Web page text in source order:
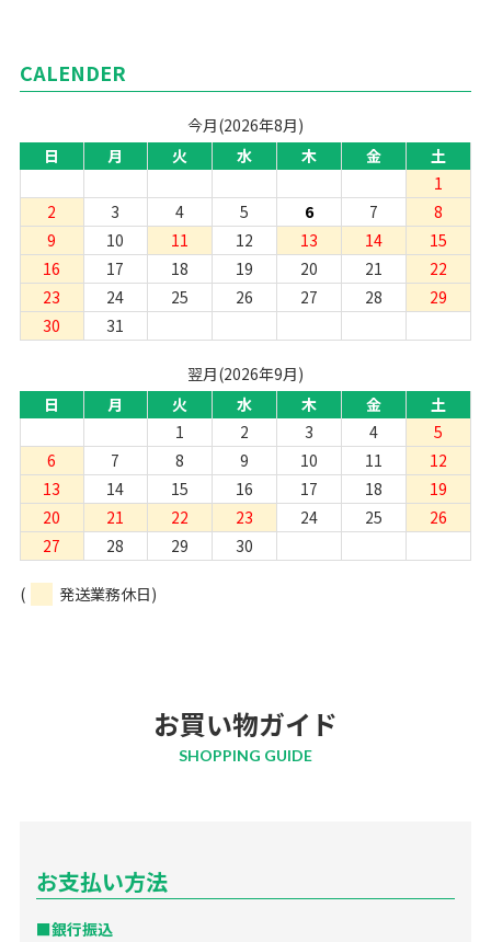
CALENDER
今月(2026年8月)
日
月 火 水 木 金
土
1
2
3 4 5 6 7
8
9
10 11 12 13 14
15
16
17 18 19 20 21
22
23
24 25 26 27 28
29
30
31
翌月(2026年9月)
日
月 火 水 木 金
土
1
2 3 4
5
6
7 8 9 10 11
12
13
14 15 16 17 18
19
20
21 22 23 24 25
26
27
28 29 30
( 発送業務休日)
お買い物ガイド
SHOPPING GUIDE
お支払い方法
■銀行振込